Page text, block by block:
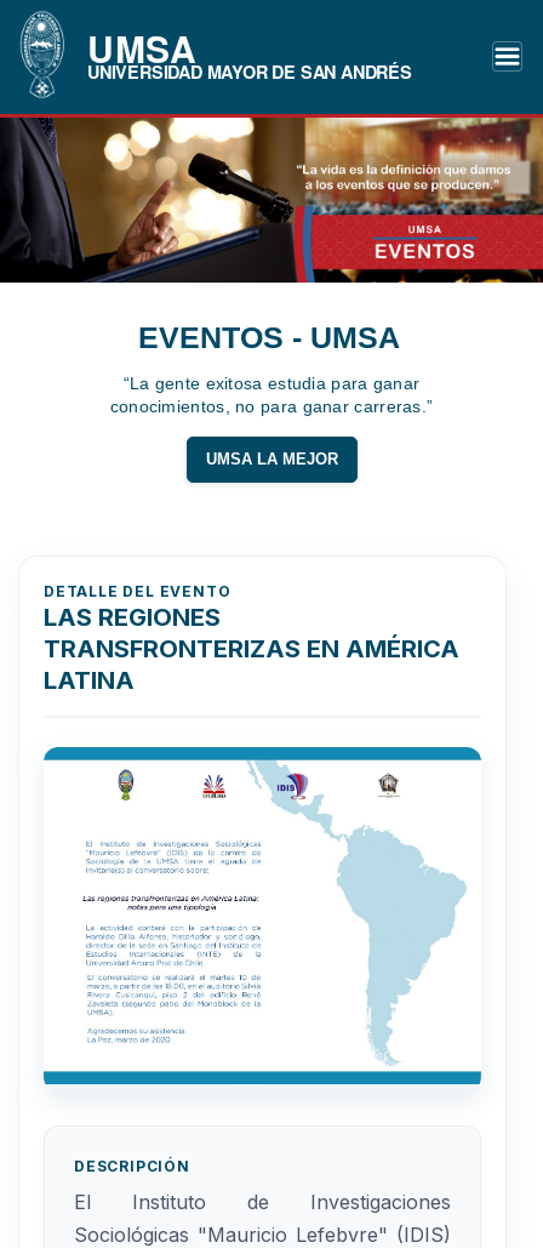
UMSA
UNIVERSIDAD MAYOR DE SAN ANDRÉS
EVENTOS - UMSA
“La gente exitosa estudia para ganar
conocimientos, no para ganar carreras.”
UMSA LA MEJOR
DETALLE DEL EVENTO
LAS REGIONES
TRANSFRONTERIZAS EN AMÉRICA
LATINA
DESCRIPCIÓN
El Instituto de Investigaciones
Sociológicas "Mauricio Lefebvre" (IDIS)